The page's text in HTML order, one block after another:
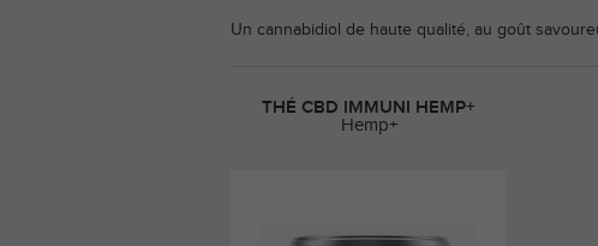
Un cannabidiol de haute qualité, au goût
THÉ CBD IMMUNI HEMP+
Hemp+